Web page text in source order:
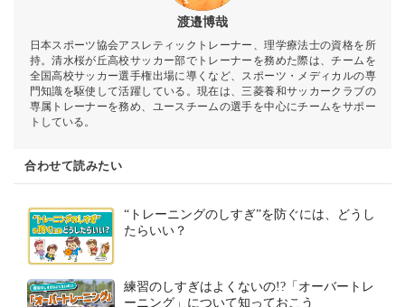
渡邉博哉
日本スポーツ協会アスレティックトレーナー、理学療法士の資格を所
持。清水桜が丘高校サッカー部でトレーナーを務めた際は、チームを
全国高校サッカー選手権出場に導くなど、スポーツ・メディカルの専
門知識を駆使して活躍している。現在は、三菱養和サッカークラブの
専属トレーナーを務め、ユースチームの選手を中心にチームをサポー
トしている。
合わせて読みたい
“トレーニングのしすぎ”を防ぐには、どうし
たらいい？
練習のしすぎはよくないの!?「オーバートレ
ーニング」について知っておこう